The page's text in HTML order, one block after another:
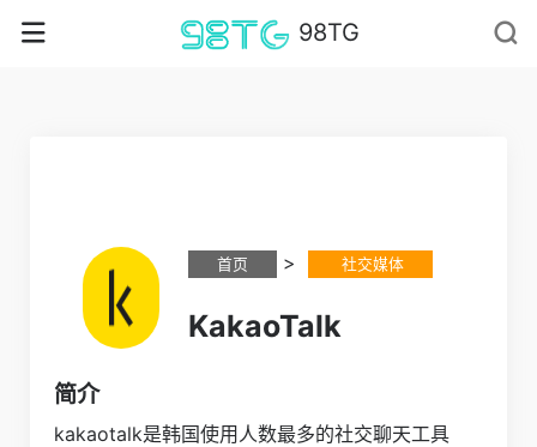
98TG
首页 > 社交媒体
KakaoTalk
简介
kakaotalk是韩国使用人数最多的社交聊天工具